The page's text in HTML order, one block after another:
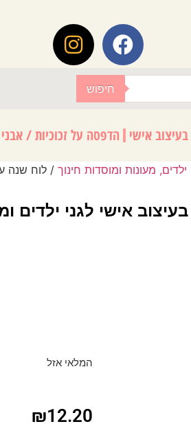
חיפוש
אישי הדפסה על זכוכיות /
מעונות ומוסדות חינוך / לוח שנה
אישי לגני ילדים
המלאי אזל
₪12.20